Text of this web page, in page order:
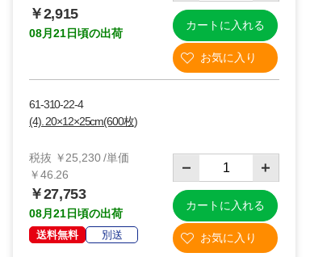
￥2,915
08月21日頃の出荷
カートに入れる
61-310-22-4
(4). 20×12×25cm(600枚)
税抜 ￥25,230 /単価
￥46.26
￥27,753
08月21日頃の出荷
送料無料 別送
カートに入れる